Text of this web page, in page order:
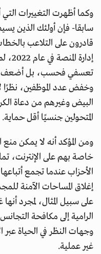
وكما أظهرت التغييرات
سابقا- فإن أولئك الذين
قادرون على التلاعب
تعسفي فحسب، بل أضعف
وخفض عدد الموظفين،
البيض وغيرهم من دعاة
المتحولين جنسيًا أقل حماية.
ومن المؤكد أنه لا يمكن
خاصة بهم على الإنترنت،
الأحزاب عندما تجمع
إغلاق المساحات الآمنة
على سبيل المثال، لمجرد أنها
الرامية إلى مكافحة
وجهات النظر في الحياة عبر
غير عملية.